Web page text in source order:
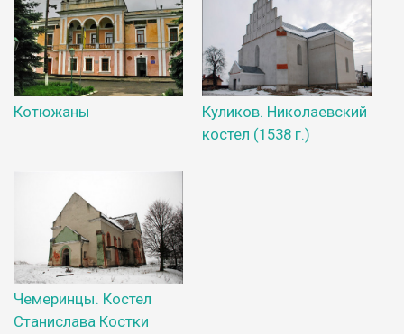
Котюжаны
Куликов. Николаевский
костел (1538 г.)
Чемеринцы. Костел
Станислава Костки